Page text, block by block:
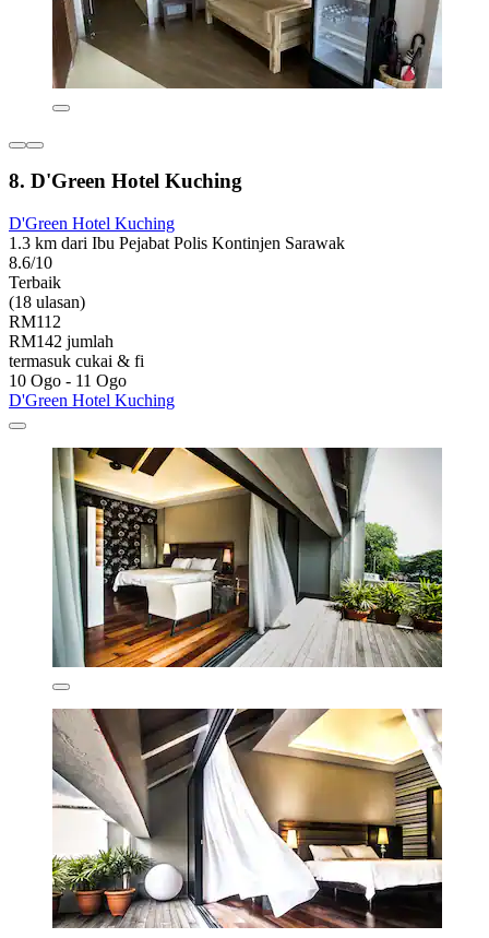
8. D'Green Hotel Kuching
D'Green Hotel Kuching
1.3 km dari Ibu Pejabat Polis Kontinjen Sarawak
8.6/10
Terbaik
(18 ulasan)
RM112
RM142 jumlah
termasuk cukai & fi
10 Ogo - 11 Ogo
D'Green Hotel Kuching